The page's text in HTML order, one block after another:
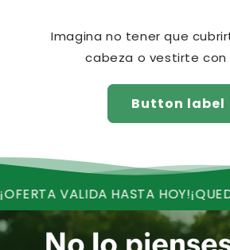
Imagina no tener que
cabeza o vestirte con
Button label
HASTA HOY!¡QUEDAN